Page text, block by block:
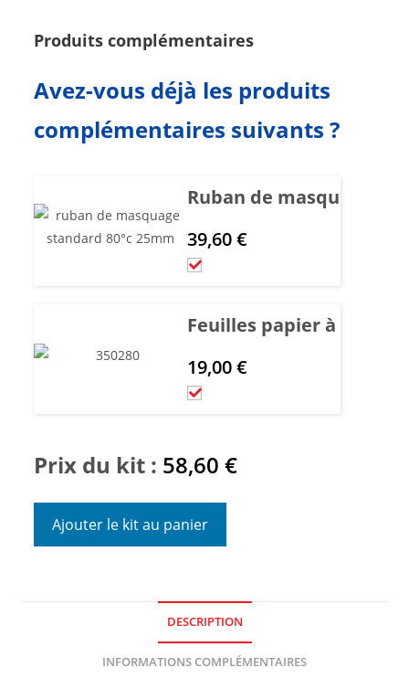
Produits complémentaires
Avez-vous déjà les produits
complémentaires suivants ?
Ruban de masquage
39,60€
Feuilles papier à sec -
19,00€
Prix du kit : 58,60€
Ajouter le kit au panier
DESCRIPTION
INFORMATIONS COMPLÉMENTAIRES